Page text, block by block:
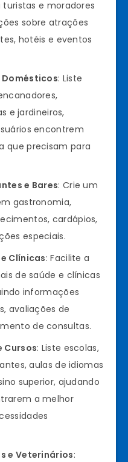
e moradores
sobre atrações
hotéis e eventos
Domésticos: Liste
e jardineiros,
encontrem
que precisam para
e Bares: Crie um
gastronomia,
cardápios,
especiais.
Clínicas: Facilite a
de saúde e clínicas
informações
avaliações de
de consultas.
Cursos: Liste escolas,
aulas de idiomas
superior, ajudando
a melhor
e Veterinários: